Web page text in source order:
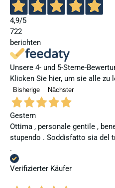
4,9/5
722
berichten
Unsere 4- und 5-Sterne-
Klicken Sie hier, um sie alle zu
Bisherige Nächster
Gestern
Ottima , personale gentile ,
stupendo . Soddisfatto sia del
.
Verifizierter Käufer